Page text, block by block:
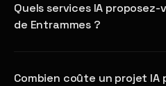
Quels services IA
de Entrammes ?
Combien coûte un projet IA